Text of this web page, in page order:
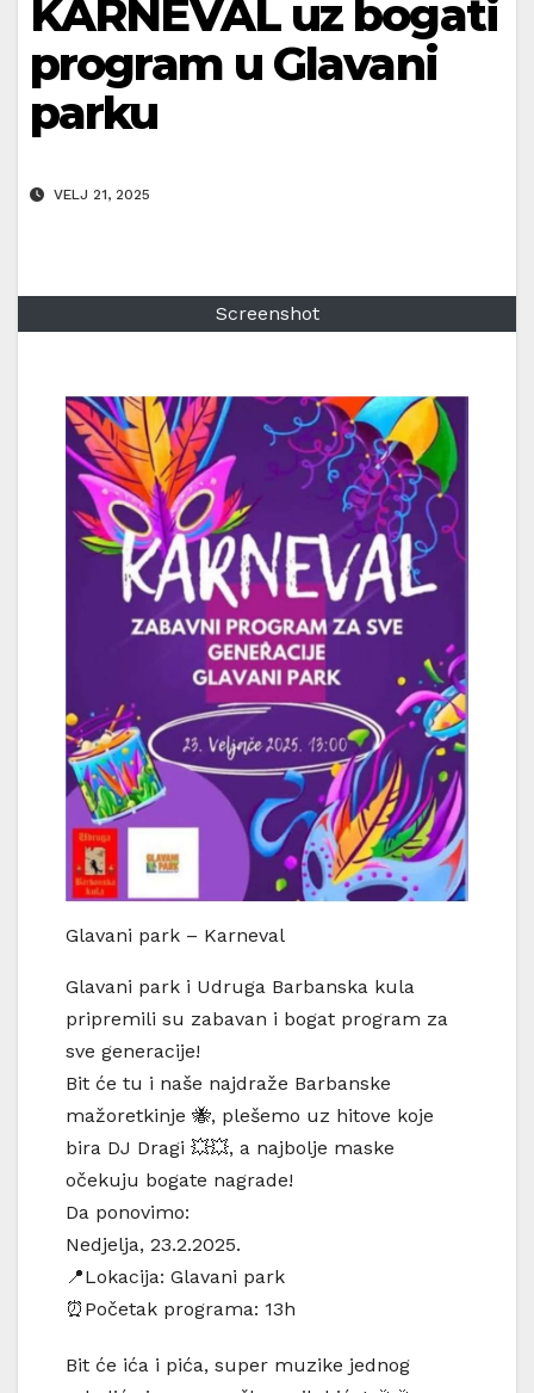
KARNEVAL uz bogati
program u Glavani
parku
VELJ 21, 2025
Screenshot
Glavani park – Karneval
Glavani park i Udruga Barbanska kula
pripremili su zabavan i bogat program za
sve generacije!
Bit će tu i naše najdraže Barbanske
mažoretkinje 🐝, plešemo uz hitove koje
bira DJ Dragi 💥💥, a najbolje maske
očekuju bogate nagrade!
Da ponovimo:
Nedjelja, 23.2.2025.
📍Lokacija: Glavani park
⏰Početak programa: 13h
Bit će ića i pića, super muzike jednog